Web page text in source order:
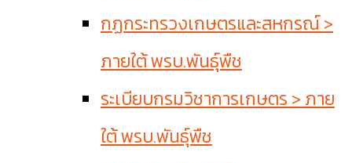
กฏกระทรวงเกษตรและสหกรณ์ >
ภายใต้ พรบ.พันธุ์พืช
ระเบียบกรมวิชาการเกษตร > ภาย
ใต้ พรบ.พันธุ์พืช